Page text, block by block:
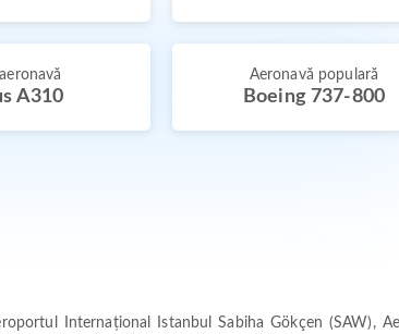
A310
Aeronavă populară
Boeing 737-800
Internațional Istanbul Sabiha Gökçen (SAW),